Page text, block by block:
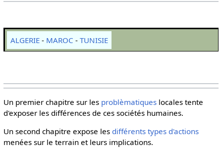
ALGERIE- MAROC - TUNISIE
Un premier chapitre sur les problèmatiqueslocales tente
d'exposer les différences de ces sociétés humaines.
Un second chapitre expose les différents types d'actions
menées sur le terrain et leurs implications.